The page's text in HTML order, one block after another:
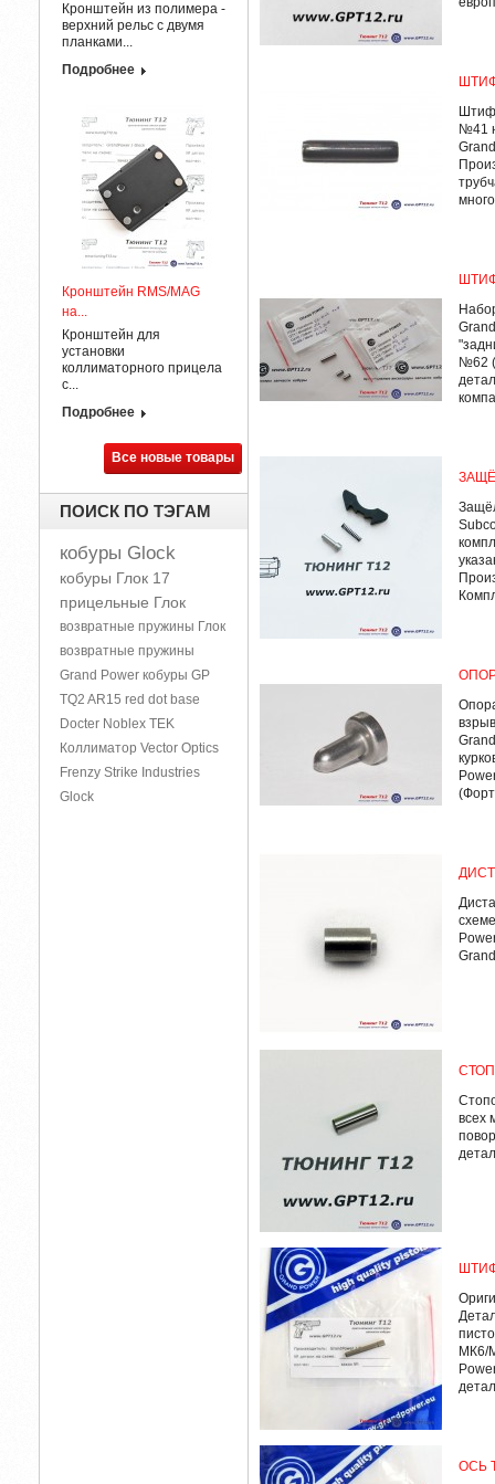
Кронштейн из полимера -
верхний рельс с двумя
планками...
Подробнее
Кронштейн RMS/MAG
на...
Кронштейн для
установки
коллиматорного прицела
с...
Подробнее
Все новые товары
ПОИСК ПО ТЭГАМ
кобуры Glock
кобуры Глок 17
прицельные Глок
возвратные пружины Глок
возвратные пружины
Grand Power кобуры GP
TQ2 AR15 red dot base
Docter Noblex TEK
Коллиматор Vector Optics
Frenzy Strike Industries
Glock
№41
№62
всех
МК6/
ОСЬ